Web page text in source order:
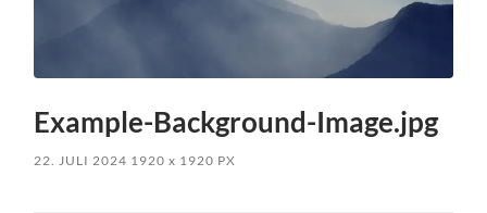
Example-Background-Image.jpg
22. JULI 2024 1920x 1920 PX